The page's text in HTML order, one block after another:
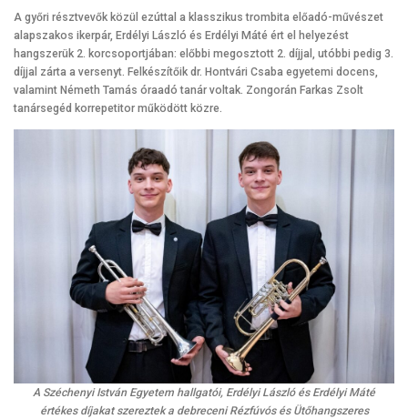
A győri résztvevők közül ezúttal a klasszikus trombita előadó-művészet
alapszakos ikerpár, Erdélyi László és Erdélyi Máté ért el helyezést
hangszerük 2. korcsoportjában: előbbi megosztott 2. díjjal, utóbbi pedig 3.
díjjal zárta a versenyt. Felkészítőik dr. Hontvári Csaba egyetemi docens,
valamint Németh Tamás óraadó tanár voltak. Zongorán Farkas Zsolt
tanársegéd korrepetitor működött közre.
A Széchenyi István Egyetem hallgatói, Erdélyi László és Erdélyi Máté
értékes díjakat szereztek a debreceni Rézfúvós és Ütőhangszeres